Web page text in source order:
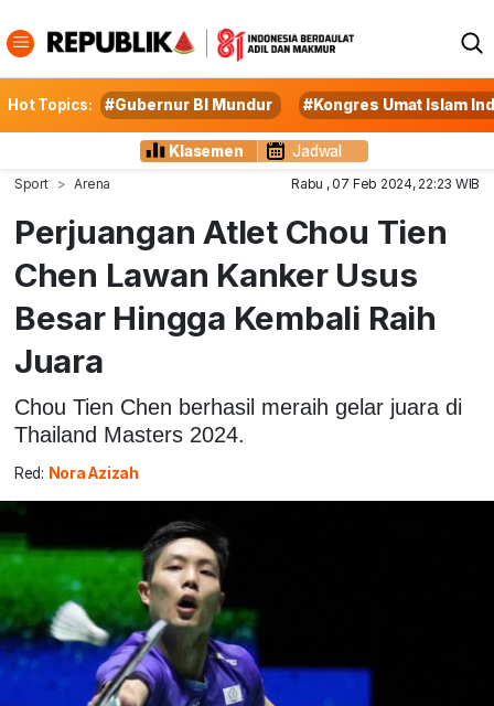
Hot Topics: #Gubernur BI Mundur #Kongres Umat Islam
Klasemen Jadwal
Sport Arena Rabu , 07 Feb 2024, 22:23 WIB
Perjuangan Atlet Chou Tien
Chen Lawan Kanker Usus
Besar Hingga Kembali Raih
Juara
Chou Tien Chen berhasil meraih gelar juara di
Thailand Masters 2024.
Red: Nora Azizah